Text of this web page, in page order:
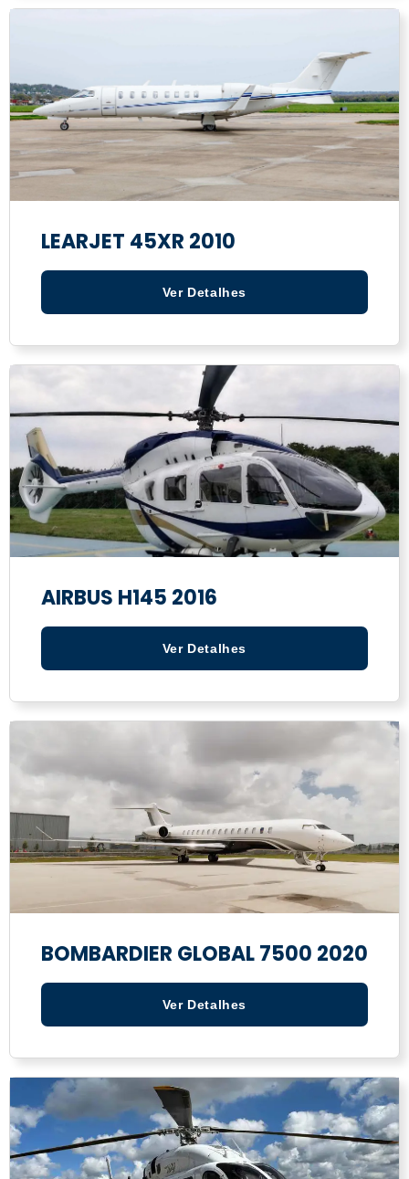
LEARJET 45XR 2010
Ver Detalhes
AIRBUS H145 2016
Ver Detalhes
BOMBARDIER GLOBAL 7500 2020
Ver Detalhes